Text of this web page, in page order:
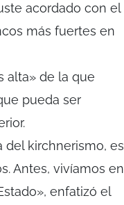
acordado con el
más fuertes en
alta» de la que
pueda ser
del kirchnerismo, es
Antes, vivíamos en
enfatizó el